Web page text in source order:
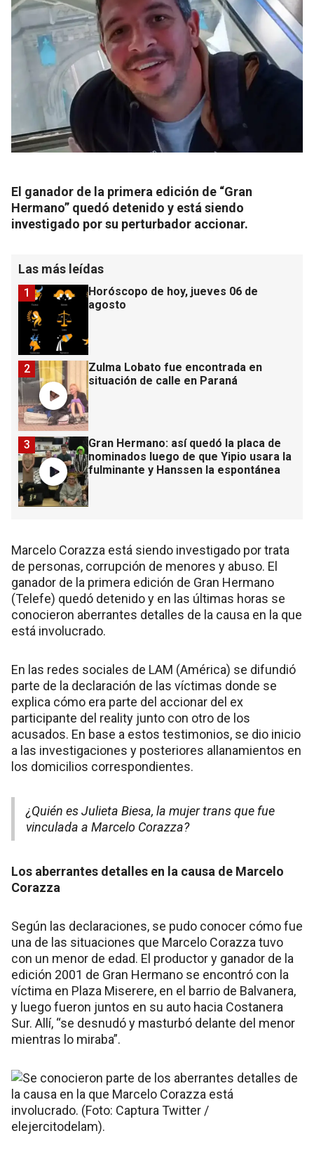
El ganador de la primera edición de “Gran
Hermano” quedó detenido y está siendo
investigado por su perturbador accionar.
Las más leídas
Horóscopo de hoy, jueves 06 de
agosto
1
Zulma Lobato fue encontrada en
situación de calle en Paraná
2
Gran Hermano: así quedó la placa de
nominados luego de que Yipio usara la
fulminante y Hanssen la espontánea
3
Marcelo Corazza está siendo investigado por trata
de personas, corrupción de menores y abuso. El
ganador de la primera edición de Gran Hermano
(Telefe) quedó detenido y en las últimas horas se
conocieron aberrantes detalles de la causa en la que
está involucrado.
En las redes sociales de LAM (América) se difundió
parte de la declaración de las víctimas donde se
explica cómo era parte del accionar del ex
participante del reality junto con otro de los
acusados. En base a estos testimonios, se dio inicio
a las investigaciones y posteriores allanamientos en
los domicilios correspondientes.
¿Quién es Julieta Biesa, la mujer trans que fue
vinculada a Marcelo Corazza?
Los aberrantes detalles en la causa de Marcelo
Corazza
Según las declaraciones, se pudo conocer cómo fue
una de las situaciones que Marcelo Corazza tuvo
con un menor de edad. El productor y ganador de la
edición 2001 de Gran Hermano se encontró con la
víctima en Plaza Miserere, en el barrio de Balvanera,
y luego fueron juntos en su auto hacia Costanera
Sur. Allí, “se desnudó y masturbó delante del menor
mientras lo miraba”.